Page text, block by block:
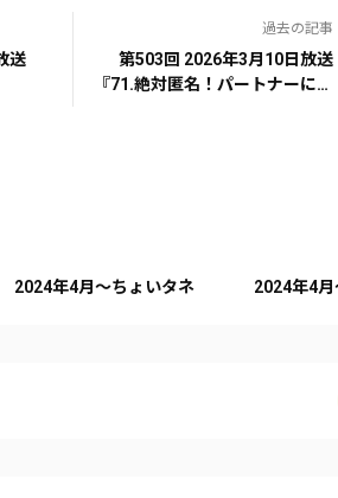
送
過去の記事
第503回 2026年3月10日放送
『71.絶対匿名！パートナーには
2024年4月～ちょいタネ 2024年4月